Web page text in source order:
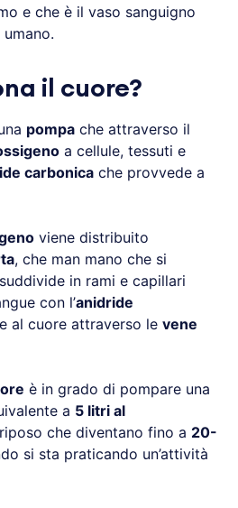
e che è il vaso sanguigno
il cuore?
pompa che attraverso il
a cellule, tessuti e
carbonica che provvede a
viene distribuito
, che man mano che si
in rami e capillari
con l’anidride
al cuore attraverso le vene
è in grado di pompare una
a 5 litri al
che diventano fino a 20-
si sta praticando un’attività